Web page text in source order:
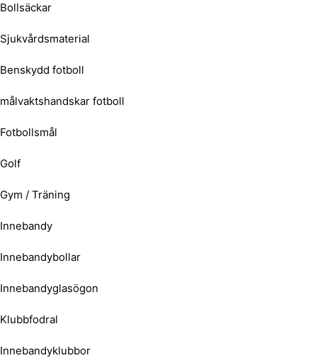
Bollsäckar
Sjukvårdsmaterial
Benskydd fotboll
målvaktshandskar fotboll
Fotbollsmål
Golf
Gym / Träning
Innebandy
Innebandybollar
Innebandyglasögon
Klubbfodral
Innebandyklubbor